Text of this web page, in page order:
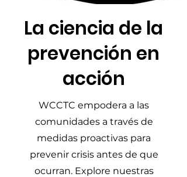
​La ciencia de la
prevención en
acción
​WCCTC empodera a las
comunidades a través de
medidas proactivas para
prevenir crisis antes de que
ocurran. Explore nuestras